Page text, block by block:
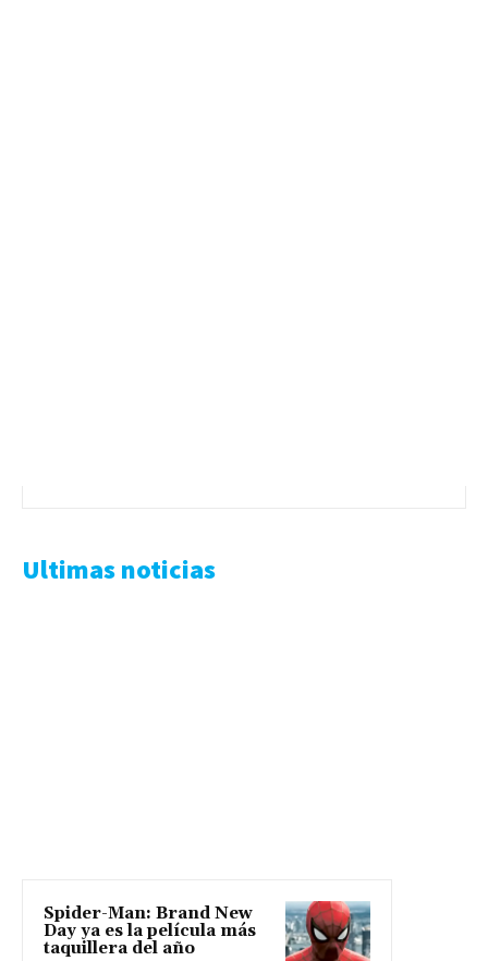
Ultimas noticias
Spider-Man: Brand New
Day ya es la película más
taquillera del año